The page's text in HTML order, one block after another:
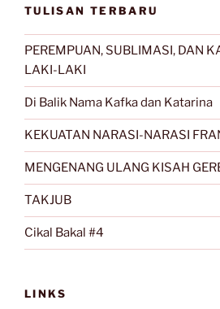
TULISAN TERBARU
PEREMPUAN, SUBLIMASI, DAN
LAKI-LAKI
Di Balik Nama Kafka dan Katarina
KEKUATAN NARASI-NARASI
MENGENANG ULANG KISAH
TAKJUB
Cikal Bakal #4
LINKS